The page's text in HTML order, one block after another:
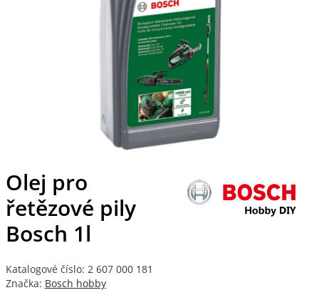
Olej pro
řetězové pily
Bosch 1l
Katalogové číslo: 2 607 000 181
Značka: Bosch hobby